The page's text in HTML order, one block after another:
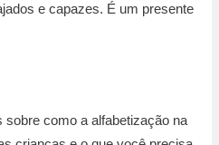
e capazes. É um presente
como a alfabetização na